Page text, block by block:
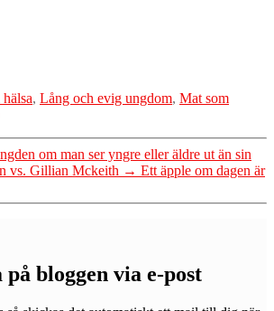
, Lång och evig ungdom, Mat som
om man ser yngre eller äldre ut än sin
vs. Gillian Mckeith → Ett äpple om dagen är
bloggen via e-post